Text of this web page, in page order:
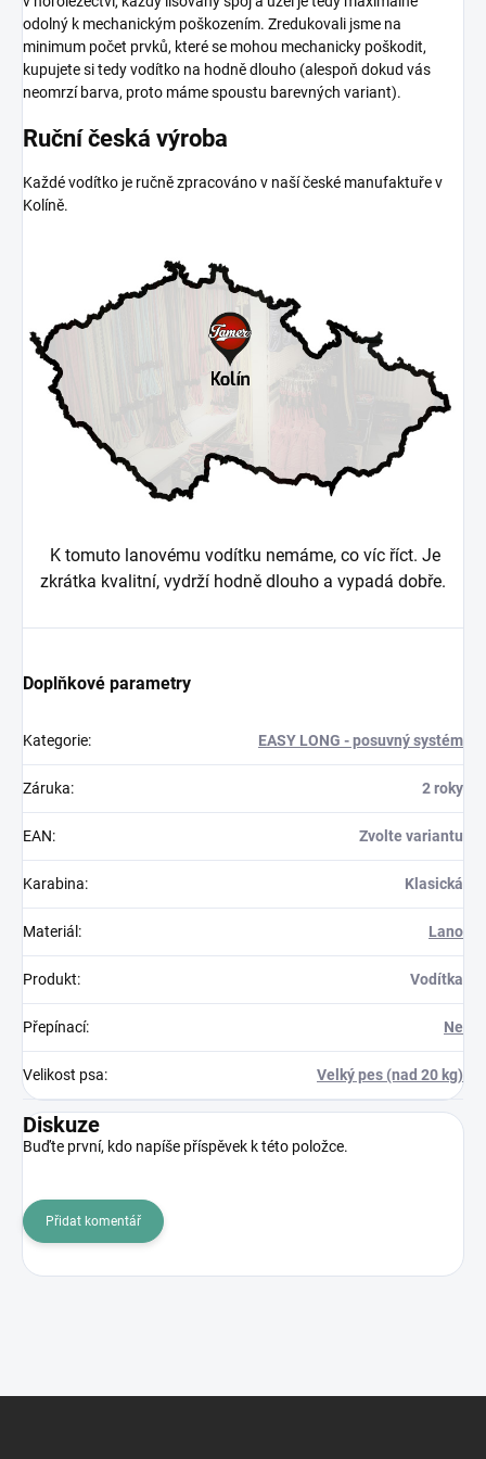
odolný k mechanickým poškozením. Zredukovali jsme na
minimum počet prvků, které se mohou mechanicky poškodit,
kupujete si tedy vodítko na hodně dlouho (alespoň dokud vás
neomrzí barva, proto máme spoustu barevných variant).
Ruční česká výroba
Každé vodítko je ručně zpracováno v naší české manufaktuře v
Kolíně.
K tomuto lanovému vodítku nemáme, co víc říct. Je
zkrátka kvalitní, vydrží hodně dlouho a vypadá dobře.
Doplňkové parametry
Kategorie: EASY LONG - posuvný systém
Záruka: 2 roky
EAN: Zvolte variantu
Karabina: Klasická
Materiál : Lano
Produkt: Vodítka
Přepínací: Ne
Velikost psa: Velký pes (nad 20 kg)
Diskuze
Buďte první, kdo napíše příspěvek k této položce.
Přidat komentář